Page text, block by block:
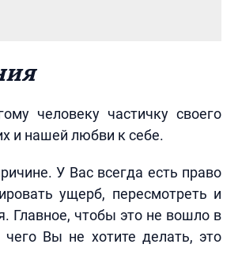
человеку частичку своего
и нашей любви к себе.
У Вас всегда есть право
ущерб, пересмотреть и
Главное, чтобы это не вошло в
Вы не хотите делать, это